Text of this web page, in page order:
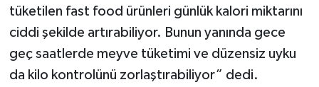
tüketilen fast food ürünleri günlük kalori miktarını
ciddi şekilde artırabiliyor. Bunun yanında gece
geç saatlerde meyve tüketimi ve düzensiz uyku
da kilo kontrolünü zorlaştırabiliyor” dedi.